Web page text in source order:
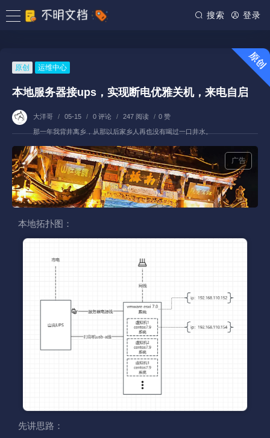
搜索 登录
原创 运维中心
本地服务器接ups，实现断电优雅关机，来电自启
大洋哥 / 05-15 / 0 评论 / 247 阅读 / 0 赞
那一年我背井离乡，从那以后家乡人再也没有喝过一口井水。
广告
本地拓扑图：
先讲思路：